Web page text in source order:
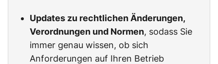
Updates zu rechtlichen Änderungen,
Verordnungen und Normen, sodass Sie
immer genau wissen, ob sich
Anforderungen auf Ihren Betrieb